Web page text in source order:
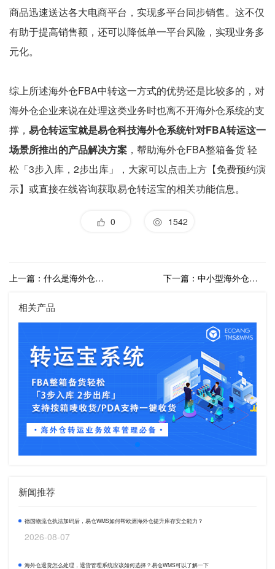
商品迅速送达各大电商平台，实现多平台同步销售。这不仅
有助于提高销售额，还可以降低单一平台风险，实现业务多
元化。
综上所述海外仓FBA中转这一方式的优势还是比较多的，对
海外仓企业来说在处理这类业务时也离不开海外仓系统的支
撑， 易仓转运宝就是易仓科技海外仓系统针对FBA转运这一
场景所推出的产品解决方案 ，帮助海外仓FBA整箱备货 轻
松「3步入库，2步出库」，大家可以点击上方【免费预约演
示】或直接在线咨询获取易仓转运宝的相关功能信息。
0 1542
上一篇：什么是海外仓分销？海外仓分销模式可行吗？ 下一篇：中小型海外仓未来发展趋势是怎样的？中小型海外仓发展策略解析
相关产品
新闻推荐
德国物流仓执法加码后，易仓WMS如何帮欧洲海外仓提升库存安全能力？
2026-08-07
海外仓退货怎么处理，退货管理系统应该如何选择？易仓WMS可以了解一下